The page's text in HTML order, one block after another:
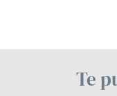
Te